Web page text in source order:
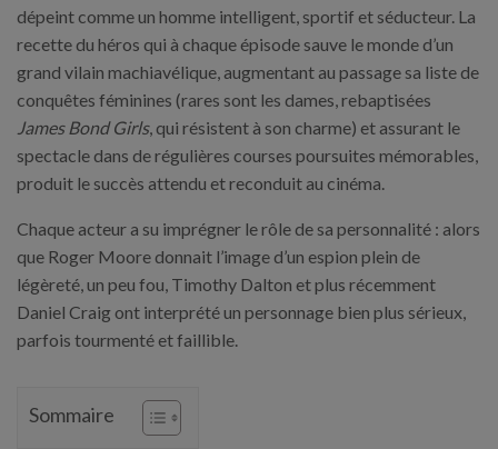
dépeint comme un homme intelligent, sportif et séducteur. La
recette du héros qui à chaque épisode sauve le monde d’un
grand vilain machiavélique, augmentant au passage sa liste de
conquêtes féminines (rares sont les dames, rebaptisées
James Bond Girls, qui résistent à son charme) et assurant le
spectacle dans de régulières courses poursuites mémorables,
produit le succès attendu et reconduit au cinéma.
Chaque acteur a su imprégner le rôle de sa personnalité : alors
que Roger Moore donnait l’image d’un espion plein de
légèreté, un peu fou, Timothy Dalton et plus récemment
Daniel Craig ont interprété un personnage bien plus sérieux,
parfois tourmenté et faillible.
Sommaire